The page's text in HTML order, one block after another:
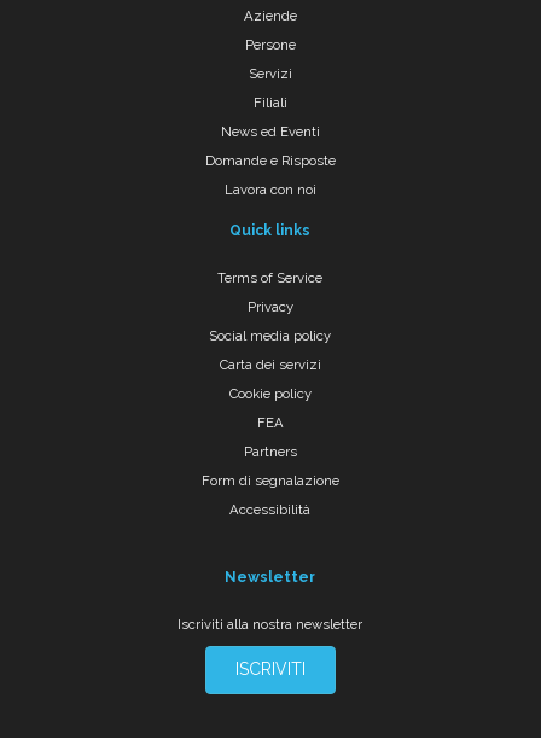
Aziende
Persone
Servizi
Filiali
News ed Eventi
Domande e Risposte
Lavora con noi
Quick links
Terms of Service
Privacy
Social media policy
Carta dei servizi
Cookie policy
FEA
Partners
Form di segnalazione
Accessibilità
Newsletter
Iscriviti alla nostra newsletter
ISCRIVITI